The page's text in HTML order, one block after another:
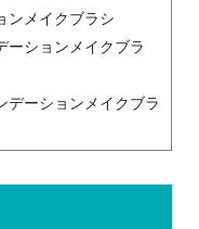
ンメイクブラシ
ーションメイクブラ
デーションメイクブラ